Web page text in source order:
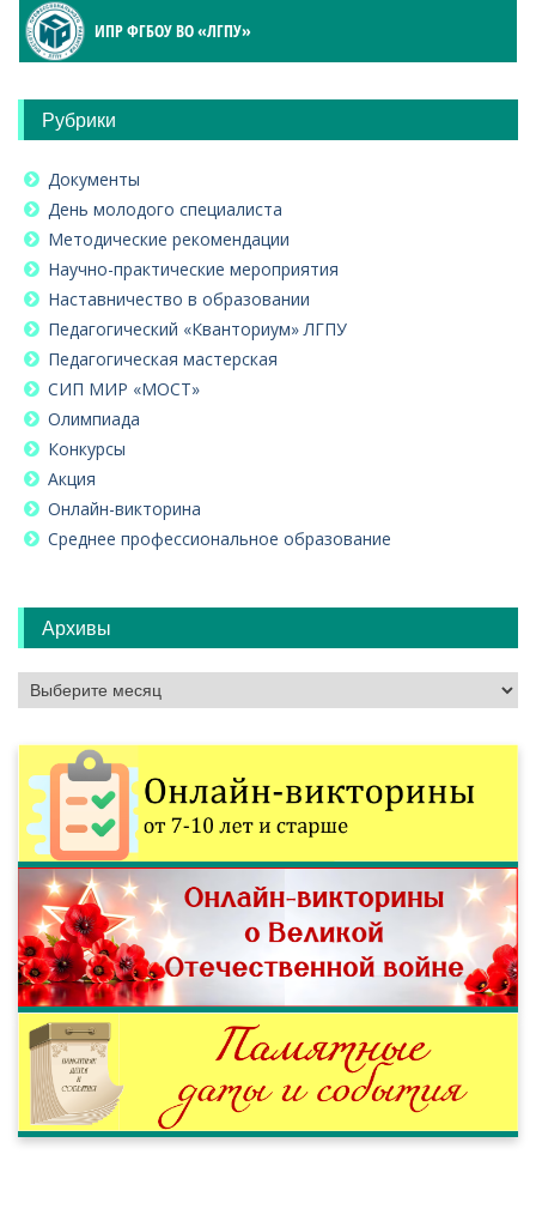
ИПР ФГБОУ ВО «ЛГПУ»
Рубрики
Документы
День молодого специалиста
Методические рекомендации
Научно-практические мероприятия
Наставничество в образовании
Педагогический «Кванториум» ЛГПУ
Педагогическая мастерская
СИП МИР «МОСТ»
Олимпиада
Конкурсы
Акция
Онлайн-викторина
Среднее профессиональное образование
Архивы
Архивы